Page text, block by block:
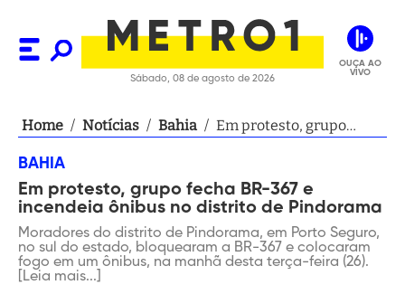
Sábado, 08 de agosto de 2026
OUÇA AO
VIVO
Home / Notícias / Bahia / Em protesto, grupo
distrito de Pindorama
BAHIA
Em protesto, grupo fecha BR-367 e
incendeia ônibus no distrito de Pindorama
Moradores do distrito de Pindorama, em Porto Seguro,
no sul do estado, bloquearam a BR-367 e colocaram
fogo em um ônibus, na manhã desta terça-feira (26).
[Leia mais...]